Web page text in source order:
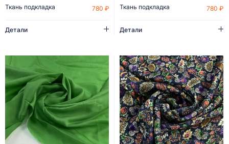
Ткань подкладка
780 ₽
Детали
Ткань подкладка
780 ₽
Детали